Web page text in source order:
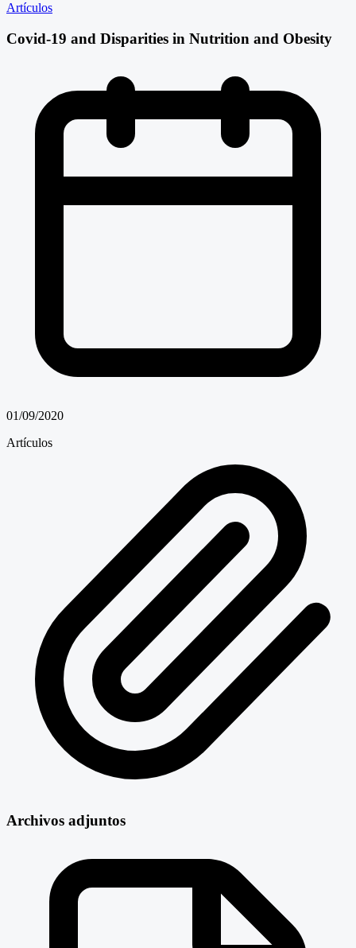
Artículos
Covid-19 and Disparities in Nutrition and Obesity
01/09/2020
Artículos
Archivos adjuntos